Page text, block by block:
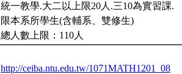
統一教學.大二以上限20人.三10為實習課.
限本系所學生(含輔系、雙修生)
總人數上限：110人
http://ceiba.ntu.edu.tw/1071MATH1201_08